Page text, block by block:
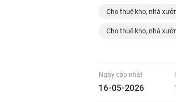
Cho thuê kho, nhà
Cho thuê kho, nhà
Ngày cập nhật
16-05-2026